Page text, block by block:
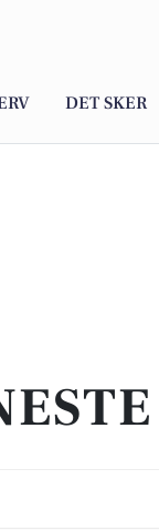
DET SKER